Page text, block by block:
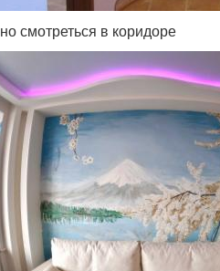
смотреться в коридоре